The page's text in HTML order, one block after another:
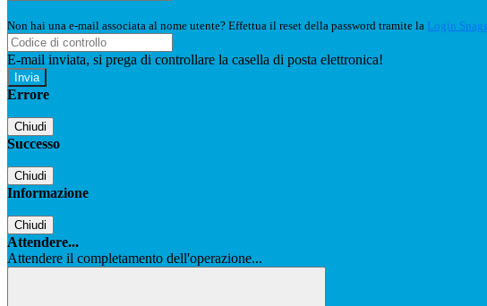
Non hai una e-mail associata al nome utente? Effettua il reset della password tramite la Login
E-mail inviata, si prega di controllare la casella di posta elettronica!
Errore
Chiudi
Successo
Chiudi
Informazione
Chiudi
Attendere...
Attendere il completamento dell'operazione...